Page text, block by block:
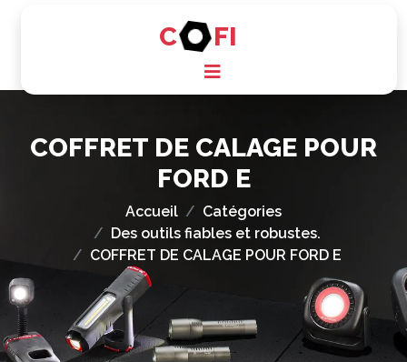
C FI
COFFRET DE CALAGE POUR
FORD E
Accueil
Catégories
Des outils fiables et robustes.
COFFRET DE CALAGE POUR FORD E